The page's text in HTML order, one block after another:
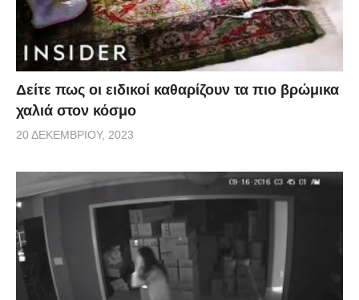
Δείτε πως οι ειδικοί καθαρίζουν τα πιο βρώμικα
χαλιά στον κόσμο
20 ΔΕΚΕΜΒΡΊΟΥ, 2023